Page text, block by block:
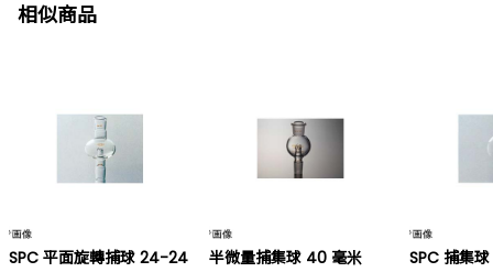
相似商品
SPC 平面旋轉捕球 24-24 半微量捕集球 40 毫米 SPC 捕集